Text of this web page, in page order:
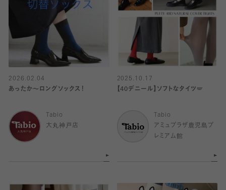
2026.02.04
あったか〜ロングソックス！
Tabio
大丸神戸店
2025.10.17
【40デニール】ソフトなタイツ🪽
Tabio
アミュプラザ鹿児島プ
レミアム館